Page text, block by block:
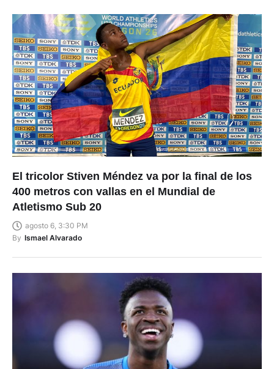
El tricolor Stiven Méndez va por la final de los
400 metros con vallas en el Mundial de
Atletismo Sub 20
agosto 6, 3:30 PM
By Ismael Alvarado